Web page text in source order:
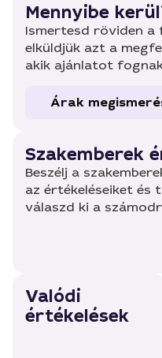
Mennyibe
Ismertesd röviden a
elküldjük azt a
akik ajánlatot
Árak
Szakemberek
Beszélj a
az értékeléseiket és
válaszd ki a
Valódi
értékelések